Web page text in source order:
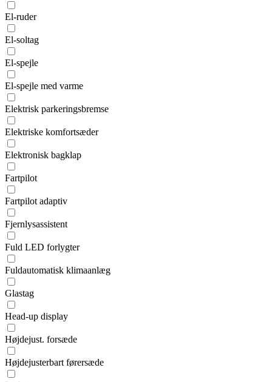
El-ruder
El-soltag
El-spejle
El-spejle med varme
Elektrisk parkeringsbremse
Elektriske komfortsæder
Elektronisk bagklap
Fartpilot
Fartpilot adaptiv
Fjernlysassistent
Fuld LED forlygter
Fuldautomatisk klimaanlæg
Glastag
Head-up display
Højdejust. forsæde
Højdejusterbart førersæde